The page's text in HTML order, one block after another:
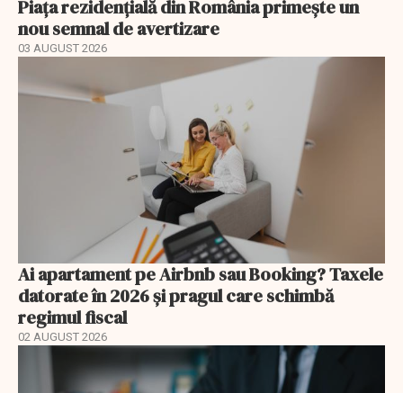
Piața rezidențială din România primește un
nou semnal de avertizare
03 AUGUST 2026
Ai apartament pe Airbnb sau Booking? Taxele
datorate în 2026 și pragul care schimbă
regimul fiscal
02 AUGUST 2026